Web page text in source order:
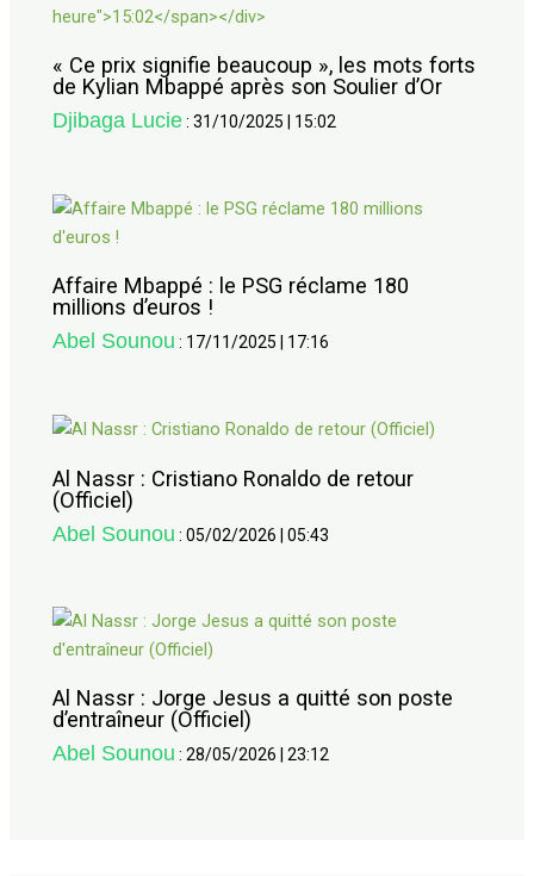
« Ce prix signifie beaucoup », les mots forts
de Kylian Mbappé après son Soulier d’Or
Djibaga Lucie:31/10/2025 15:02
Affaire Mbappé : le PSG réclame 180
millions d’euros !
Abel Sounou : 17/11/2025 17:16
Al Nassr : Cristiano Ronaldo de retour
(Officiel)
Abel Sounou :05/02/2026 |05:43
Al Nassr : Jorge Jesus a quitté son poste
d’entraîneur (Officiel)
Abel Sounou :28/05/2026 |23:12